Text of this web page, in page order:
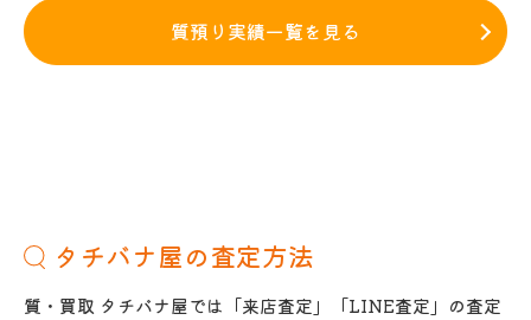
質預り実績一覧を見る
タチバナ屋の査定方法
質・買取 タチバナ屋では「来店査定」「LINE査定」の査定